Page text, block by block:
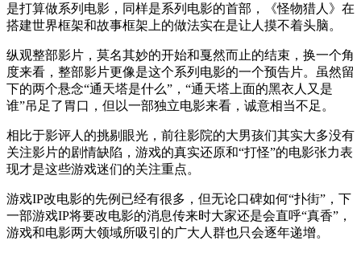
是打算做系列电影，同样是系列电影的首部，《怪物猎人》在
搭建世界框架和故事框架上的做法实在是让人摸不着头脑。
纵观整部影片，莫名其妙的开始和戛然而止的结束，换一个角
度来看，整部影片更像是这个系列电影的一个预告片。虽然留
下的两个悬念“通天塔是什么”，“通天塔上面的黑衣人又是
谁”吊足了胃口，但以一部独立电影来看，诚意相当不足。
相比于影评人的挑剔眼光，前往影院的大男孩们其实大多没有
关注影片的剧情缺陷，游戏的真实还原和“打怪”的电影张力表
现才是这些游戏迷们的关注重点。
游戏IP改电影的先例已经有很多，但无论口碑如何“扑街”，下
一部游戏IP将要改电影的消息传来时大家还是会直呼“真香”，
游戏和电影两大领域所吸引的广大人群也只会逐年递增。